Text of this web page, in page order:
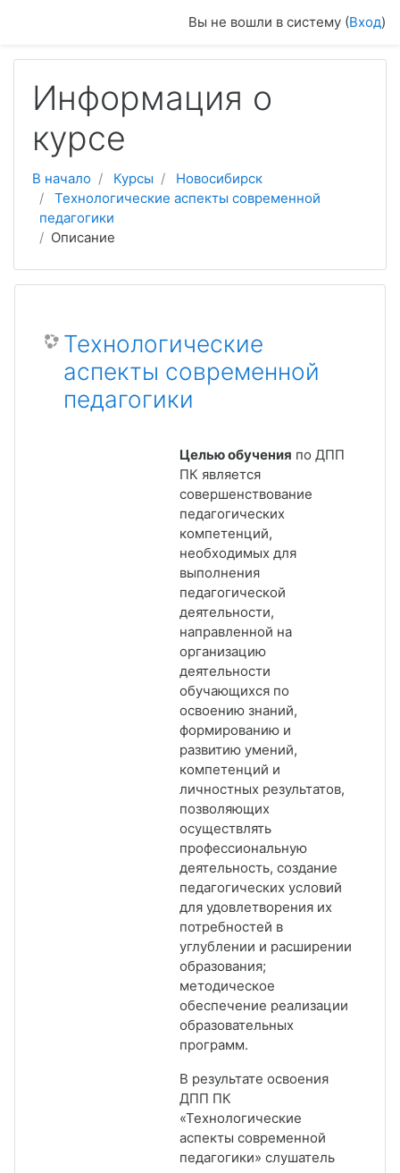
Вы не вошли в систему (Вход)
Информация о
курсе
В начало Курсы
Новосибирск
Технологические аспекты современной
педагогики
Описание
Технологические
аспекты современной
педагогики
Целью обучения по ДПП
ПК является
совершенствование
педагогических
компетенций,
необходимых для
выполнения
педагогической
деятельности,
направленной на
организацию
деятельности
обучающихся по
освоению знаний,
формированию и
развитию умений,
компетенций и
личностных результатов,
позволяющих
осуществлять
профессиональную
деятельность, создание
педагогических условий
для удовлетворения их
потребностей в
углублении и расширении
образования;
методическое
обеспечение реализации
образовательных
программ.
В результате освоения
ДПП ПК
«Технологические
аспекты современной
педагогики» слушатель